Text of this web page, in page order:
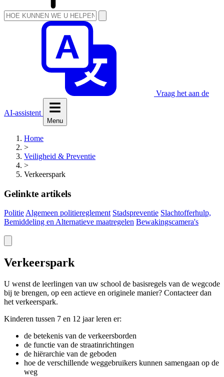
Vraag het aan de
AI-assistent
Menu
Home
>
Veiligheid & Preventie
>
Verkeerspark
Gelinkte artikels
Politie Algemeen politiereglement Stadspreventie Slachtofferhulp,
Bemiddeling en Alternatieve maatregelen Bewakingscamera's
Verkeerspark
U wenst de leerlingen van uw school de basisregels van de wegcode
bij te brengen, op een actieve en originele manier? Contacteer dan
het verkeerspark.
Kinderen tussen 7 en 12 jaar leren er:
de betekenis van de verkeersborden
de functie van de straatinrichtingen
de hiërarchie van de geboden
hoe de verschillende weggebruikers kunnen samengaan op de
weg